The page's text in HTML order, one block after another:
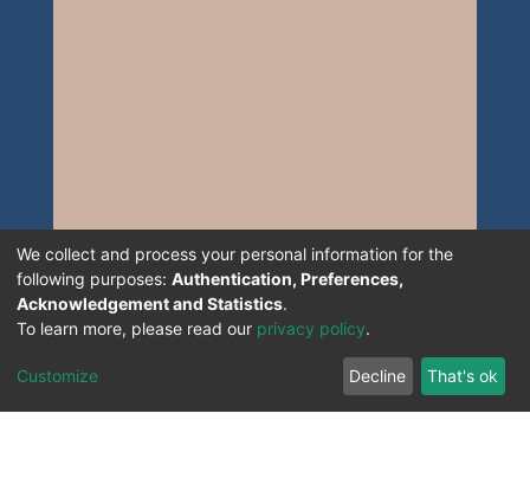
We collect and process your personal information for the
following purposes: Authentication, Preferences,
Acknowledgement and Statistics.
To learn more, please read our privacy policy.
Customize Decline That's ok